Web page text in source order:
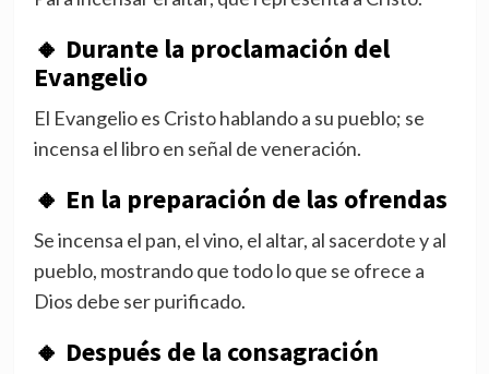
🔸 Durante la proclamación del
Evangelio
El Evangelio es Cristo hablando a su pueblo; se
incensa el libro en señal de veneración.
🔸 En la preparación de las ofrendas
Se incensa el pan, el vino, el altar, al sacerdote y al
pueblo, mostrando que todo lo que se ofrece a
Dios debe ser purificado.
🔸 Después de la consagración